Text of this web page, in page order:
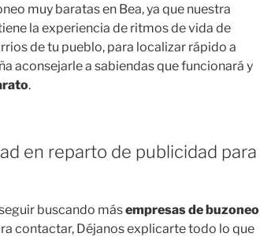
muy baratas en Bea, ya que nuestra
la experiencia de ritmos de vida de
de tu pueblo, para localizar rápido a
aconsejarle a sabiendas que funcionará y
.
en reparto de publicidad para
buscando másempresas de buzoneo
contactar, Déjanos explicarte todo lo que